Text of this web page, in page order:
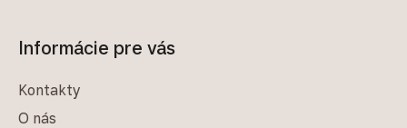
Informácie pre vás
Kontakty
O nás